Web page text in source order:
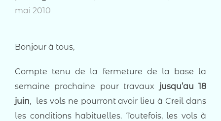
mai 2010
Bonjour à tous,
Compte tenu de la fermeture de la base la
semaine prochaine pour travaux jusqu’au 18
juin, les vols ne pourront avoir lieu à Creil dans
les conditions habituelles. Toutefois, les vols à